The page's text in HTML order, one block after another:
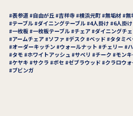
表参道 自由が丘 吉祥寺 横浜元町 無垢材 無
テーブル ダイニングテーブル 4人掛け 6人掛け
一枚板 一枚板テーブル チェア ダイニングチ
アームチェア
ソファ デスク ベッド タタミベ
オーダーキッチン
ウォールナット チェリー
タモ
ホワイトアッシュ サペリ チーク モン
ケヤキ
サクラ ボセ ゼブラウッド クラロウ
ブビンガ